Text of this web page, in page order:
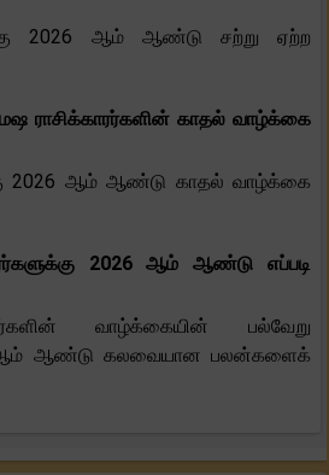
2026 ஆம் ஆண்டு சற்று ஏற்ற
ராசிக்காரர்களின் காதல் வாழ்க்கை
2026 ஆம் ஆண்டு காதல் வாழ்க்கை
2026 ஆம் ஆண்டு எப்படி
வாழ்க்கையின் பல்வேறு
ஆம் ஆண்டு கலவையான பலன்களைக்